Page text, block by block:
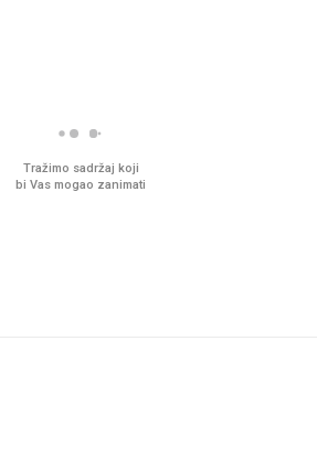
Tražimo sadržaj koji
bi Vas mogao zanimati